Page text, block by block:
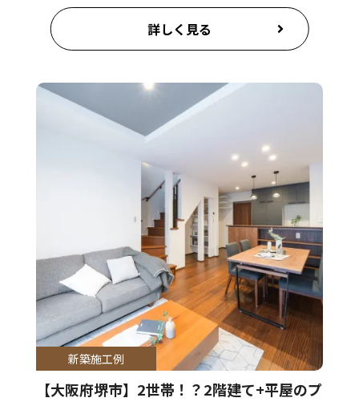
詳しく見る
新築施工例
【大阪府堺市】2世帯！？2階建て+平屋のプ